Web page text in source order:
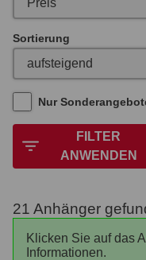
Sortierung
Nur
FILTER
ANWENDEN
21 Anhänger
Klicken Sie auf das
Informationen.